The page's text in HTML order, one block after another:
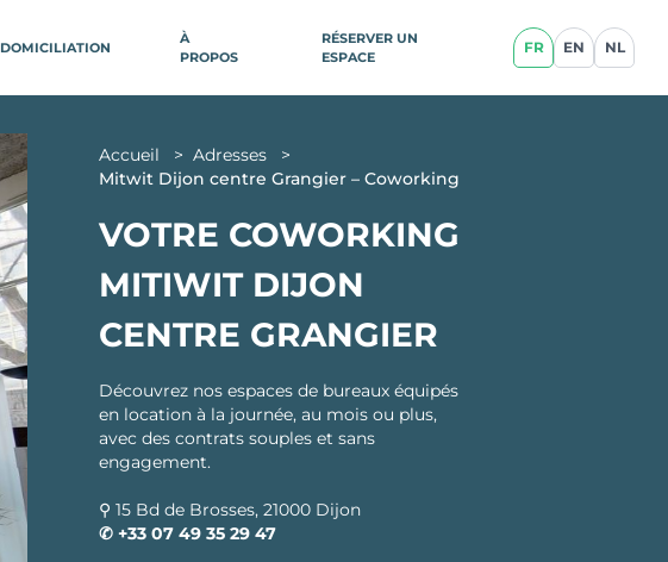
RÉGION
Aix-en-Provence
Arcachon
Bordeaux
Bordeaux le Haillan
Bordeaux République
Dijon
Lille
Gare Lille Flandres
Lille Grand Place
Lille Nord (Marcq-en-
baroeul)
Lille Europe
Paris
Gare Saint-Lazare
Gare de Lyon
Gare Montparnasse
Bruxelles Gare centrale
Gare Lille Flandres
Lyon Part Dieu
DOMICILIATION
À
PROPOS
RÉSERVER UN
ESPACE
FR EN NL
Accueil > Adresses
>
Mitwit Dijon centre Grangier – Coworking
VOTRE COWORKING
MITIWIT DIJON
CENTRE GRANGIER
Découvrez nos espaces de bureaux équipés
en location à la journée, au mois ou plus,
avec des contrats souples et sans
engagement.
⚲ 15 Bd de Brosses, 21000 Dijon
✆ +33 07 49 35 29 47